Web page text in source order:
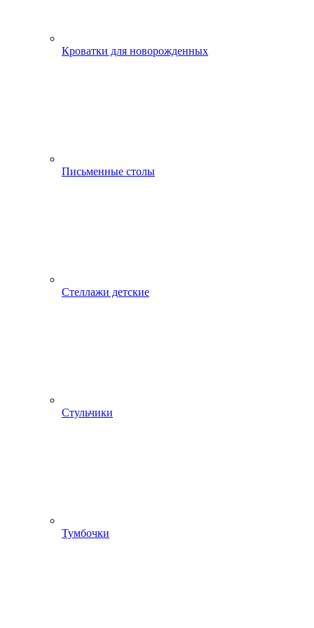
Кроватки для новорожденных
Письменные столы
Стеллажи детские
Стульчики
Тумбочки